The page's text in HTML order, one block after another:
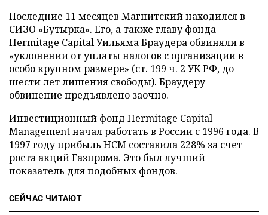
Последние 11 месяцев Магнитский находился в
СИЗО «Бутырка». Его, а также главу фонда
Hermitage Capital Уильяма Браудера обвиняли в
«уклонении от уплаты налогов с организации в
особо крупном размере» (ст. 199 ч. 2 УК РФ, до
шести лет лишения свободы). Браудеру
обвинение предъявлено заочно.
Инвестиционный фонд Hermitage Capital
Management начал работать в России с 1996 года. В
1997 году прибыль HCM составила 228% за счет
роста акций Газпрома. Это был лучший
показатель для подобных фондов.
СЕЙЧАС ЧИТАЮТ